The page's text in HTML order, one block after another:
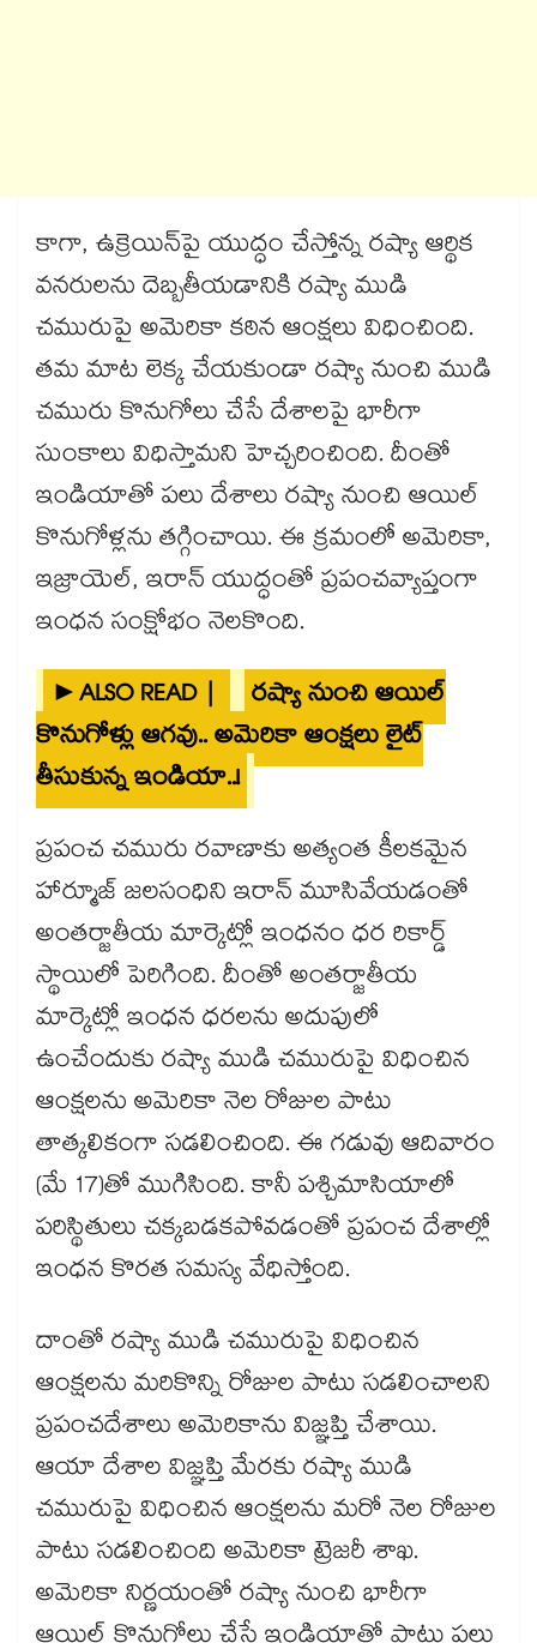
కాగా, ఉక్రెయిన్‌పై యుద్ధం చేస్తోన్న రష్యా ఆర్థిక
వనరులను దెబ్బతీయడానికి రష్యా ముడి
చమురుపై అమెరికా కఠిన ఆంక్షలు విధించింది.
తమ మాట లెక్క చేయకుండా రష్యా నుంచి ముడి
చమురు కొనుగోలు చేసే దేశాలపై భారీగా
సుంకాలు విధిస్తామని హెచ్చరించింది. దీంతో
ఇండియాతో పలు దేశాలు రష్యా నుంచి ఆయిల్
కొనుగోళ్లను తగ్గించాయి. ఈ క్రమంలో అమెరికా,
ఇజ్రాయెల్, ఇరాన్ యుద్ధంతో ప్రపంచవ్యాప్తంగా
ఇంధన సంక్షోభం నెలకొంది.
►ALSO READ |
రష్యా నుంచి ఆయిల్
కొనుగోళ్లు ఆగవు.. అమెరికా ఆంక్షలు లైట్
తీసుకున్న ఇండియా..!
ప్రపంచ చమురు రవాణాకు అత్యంత కీలకమైన
హార్మూజ్ జలసంధిని ఇరాన్ మూసివేయడంతో
అంతర్జాతీయ మార్కెట్లో ఇంధనం ధర రికార్డ్
స్థాయిలో పెరిగింది. దీంతో అంతర్జాతీయ
మార్కెట్లో ఇంధన ధరలను అదుపులో
ఉంచేందుకు రష్యా ముడి చమురుపై విధించిన
ఆంక్షలను అమెరికా నెల రోజుల పాటు
తాత్కలికంగా సడలించింది. ఈ గడువు ఆదివారం
(మే 17)తో ముగిసింది. కానీ పశ్చిమాసియాలో
పరిస్థితులు చక్కబడకపోవడంతో ప్రపంచ దేశాల్లో
ఇంధన కొరత సమస్య వేధిస్తోంది.
దాంతో రష్యా ముడి చమురుపై విధించిన
ఆంక్షలను మరికొన్ని రోజుల పాటు సడలించాలని
ప్రపంచదేశాలు అమెరికాను విజ్ఞప్తి చేశాయి.
ఆయా దేశాల విజ్ఞప్తి మేరకు రష్యా ముడి
చమురుపై విధించిన ఆంక్షలను మరో నెల రోజుల
పాటు సడలించింది అమెరికా ట్రెజరీ శాఖ.
అమెరికా నిర్ణయంతో రష్యా నుంచి భారీగా